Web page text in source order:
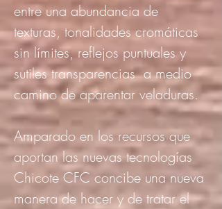
entre una abundancia de
texturas, tonalidades cromáticas
sin límites, reflejos puntuales y
sutiles transparencias a medio
camino de aparentar veladuras.
Amparado en los recursos que
aportan las nuevas tecnologías
Chicote CFC concibe una nueva
manera de hacer y de tratar el